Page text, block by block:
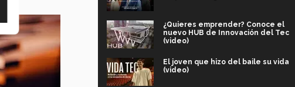
¿Quieres emprender? Conoce el
nuevo HUB de Innovación del Tec
(video)
El joven que hizo del baile su vida
(video)